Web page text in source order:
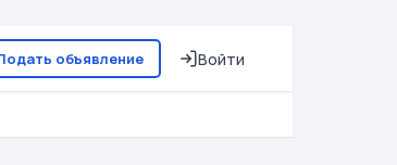
объявление Войти